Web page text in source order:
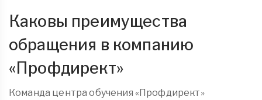
Каковы преимущества
обращения в компанию
«Профдирект»
Команда центра обучения «Профдирект»